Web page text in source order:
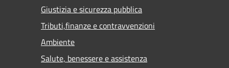
Giustizia e sicurezza pubblica
Tributi,finanze e contravvenzioni
Ambiente
Salute, benessere e assistenza